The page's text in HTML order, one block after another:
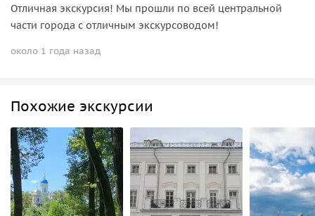
Отличная экскурсия! Мы прошли по всей центральной
части города с отличным экскурсоводом!
около 1 года назад
Похожие экскурсии